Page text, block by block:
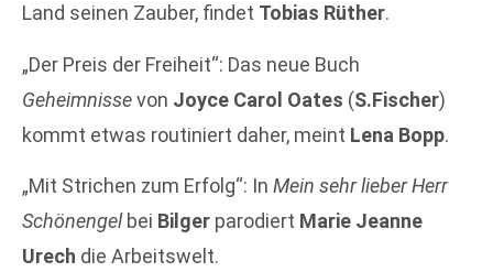
Land seinen Zauber, findet Tobias Rüther.
„Der Preis der Freiheit“: Das neue Buch
Geheimnissevon Joyce Carol Oates (S.Fischer)
kommt etwas routiniert daher, meint Lena Bopp.
„Mit Strichen zum Erfolg“: In Mein sehr lieber Herr
Schönengelbei Bilger parodiert Marie Jeanne
Urech die Arbeitswelt.